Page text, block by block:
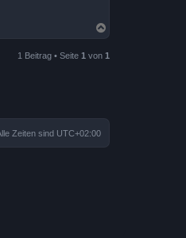
a
h
1 Beitrag • Seite 1 von 1
Zeiten sind UTC+02:00